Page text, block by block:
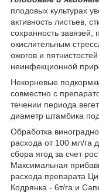
плодовых культурах
активность листьев,
сохранность завязей,
окислительным
ожогов и
неинфекционной
Некорневые
совместно с
течении периода
диаметр штамбика
Обработка
расхода от 100 мл/га
сбора ягод за счет
Максимальная
расхода препарата
Кодрянка - 6т/га и